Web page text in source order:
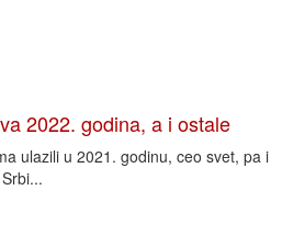
2022. godina, a i ostale
ulazili u 2021. godinu, ceo svet, pa i